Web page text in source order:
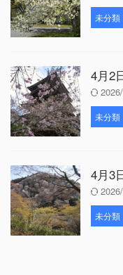
未分類
4月2
未分類
4月3
未分類